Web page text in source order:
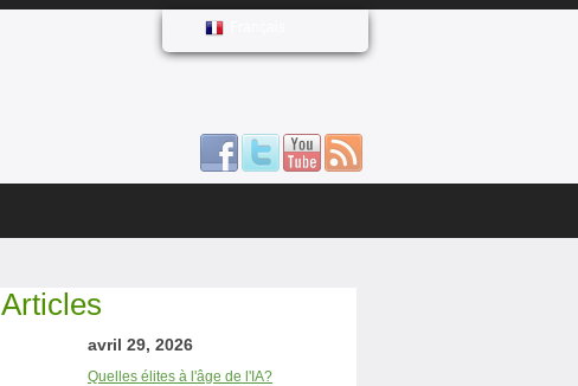
Articles
avril 29, 2026
Quelles élites à l'âge de l'IA?